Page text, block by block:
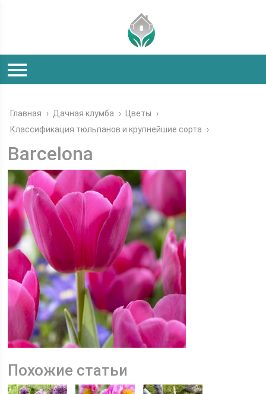
Главная › Дачная клумба › Цветы
›
Классификация тюльпанов и крупнейшие сорта
›
Barcelona
Похожие статьи